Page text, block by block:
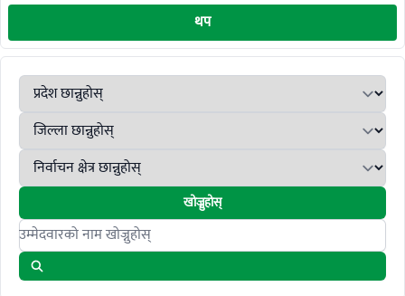
थप
खोज्नुहोस्
Search candidates